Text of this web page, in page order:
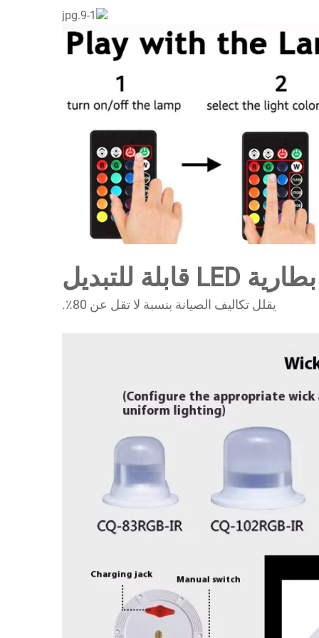
بطارية LED قابلة للتبديل
يقلل تكاليف الصيانة بنسبة لا تقل عن 80٪.